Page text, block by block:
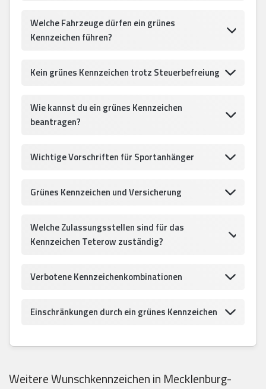
Welche Fahrzeuge dürfen ein grünes
Kennzeichen führen?
Kein grünes Kennzeichen trotz Steuerbefreiung
Wie kannst du ein grünes Kennzeichen
beantragen?
Wichtige Vorschriften für Sportanhänger
Grünes Kennzeichen und Versicherung
Welche Zulassungsstellen sind für das
Kennzeichen Teterow zuständig?
Verbotene Kennzeichenkombinationen
Einschränkungen durch ein grünes Kennzeichen
Weitere Wunschkennzeichen in Mecklenburg-